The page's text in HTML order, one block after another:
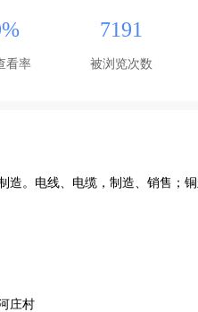
看率
7191
被浏览次数
造。电线、电缆，制造、销售；
庄村